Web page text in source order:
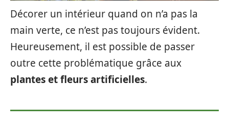
Décorer un intérieur quand on n’a pas la
main verte, ce n’est pas toujours évident.
Heureusement, il est possible de passer
outre cette problématique grâce aux
plantes et fleurs artificielles.